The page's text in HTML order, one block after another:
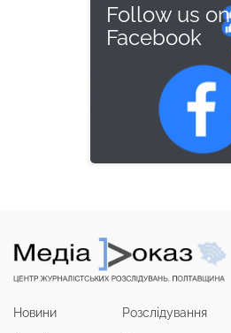
Follow us on
Facebook
Новини Розслідування